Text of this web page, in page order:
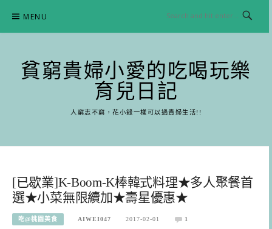
content
MENU
貧窮貴婦小愛的吃喝玩樂
育兒日記
人窮志不窮，花小錢一樣可以過貴婦生活!!
[已歇業]K-Boom-K棒韓式料理★多人聚餐首
選★小菜無限續加★壽星優惠★
吃@桃園美食 AIWEI047 2017-02-01 1